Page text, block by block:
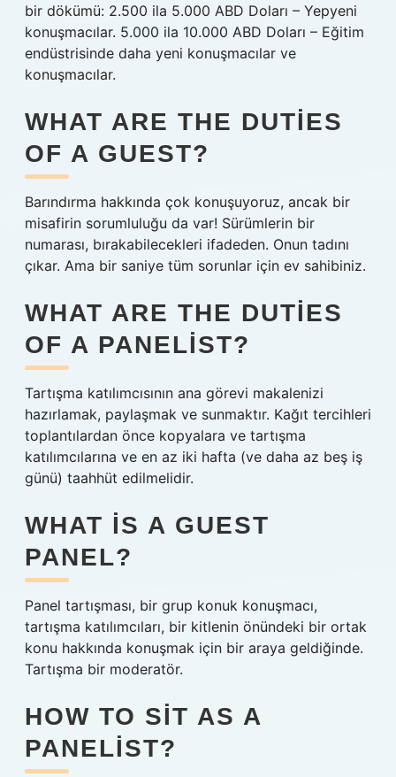
bir dökümü: 2.500 ila 5.000 ABD Doları – Yepyeni
konuşmacılar. 5.000 ila 10.000 ABD Doları – Eğitim
endüstrisinde daha yeni konuşmacılar ve
konuşmacılar.
WHAT ARE THE DUTIES
OF A GUEST?
Barındırma hakkında çok konuşuyoruz, ancak bir
misafirin sorumluluğu da var! Sürümlerin bir
numarası, bırakabilecekleri ifadeden. Onun tadını
çıkar. Ama bir saniye tüm sorunlar için ev sahibiniz.
WHAT ARE THE DUTIES
OF A PANELIST?
Tartışma katılımcısının ana görevi makalenizi
hazırlamak, paylaşmak ve sunmaktır. Kağıt tercihleri
​​toplantılardan önce kopyalara ve tartışma
katılımcılarına ve en az iki hafta (ve daha az beş iş
günü) taahhüt edilmelidir.
WHAT IS A GUEST
PANEL?
Panel tartışması, bir grup konuk konuşmacı,
tartışma katılımcıları, bir kitlenin önündeki bir ortak
konu hakkında konuşmak için bir araya geldiğinde.
Tartışma bir moderatör.
HOW TO SIT AS A
PANELIST?